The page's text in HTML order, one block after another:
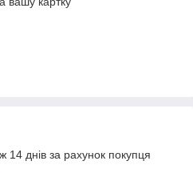
днів за рахунок покупця